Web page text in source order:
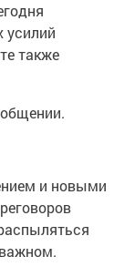
усилий
также
и новыми